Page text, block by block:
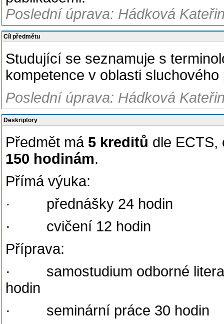
Poslední úprava: Hádková
Cíl předmětu
Studující se seznamuje s
kompetence v oblasti
Poslední úprava: Hádková
Deskriptory
Předmět má 5 kreditů dle ECTS,
150 hodinám.
Přímá výuka:
· přednášky 24 hodin
· cvičení 12 hodin
Příprava:
· samostudium odborné
hodin
· seminární práce 30 hodin